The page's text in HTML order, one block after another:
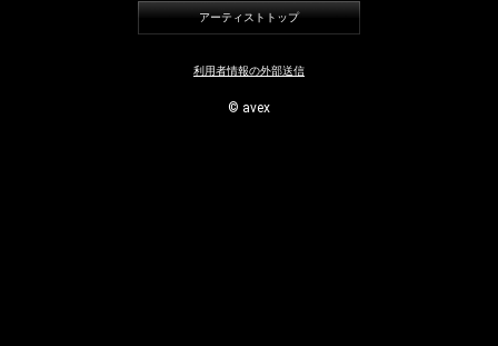
アーティストトップ
利用者情報の外部送信
© avex